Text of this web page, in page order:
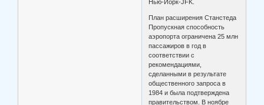
Нью-Йорк-JFK.
План расширения Станстеда
Пропускная способность
аэропорта ограничена 25 млн
пассажиров в год в
соответствии с
рекомендациями,
сделанными в результате
общественного запроса в
1984 и была подтверждена
правительством. В ноябре